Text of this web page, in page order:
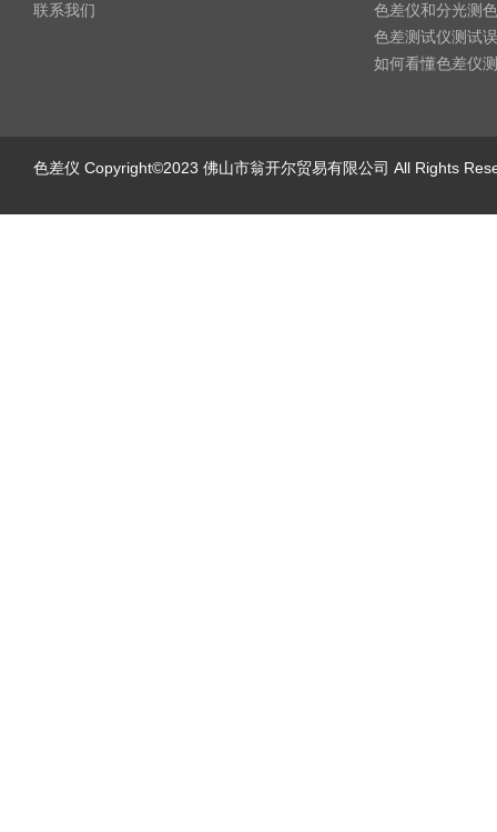
联系我们
色差仪和分光测
色差测试仪测试
如何看懂色差仪
色差仪 Copyright©2023 佛山市翁开尔贸易有限公司 All Rights